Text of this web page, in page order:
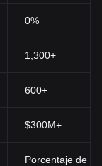
0%
1,300+
600+
$300M+
Porcentaje de